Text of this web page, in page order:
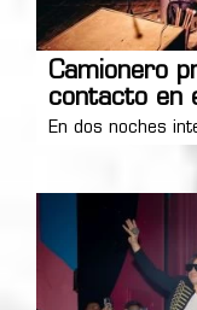
Camionero
contacto en
En dos noches